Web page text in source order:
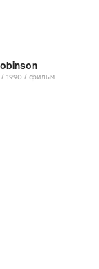
Court-Martial of Jackie Robinson / 1990 / фильм